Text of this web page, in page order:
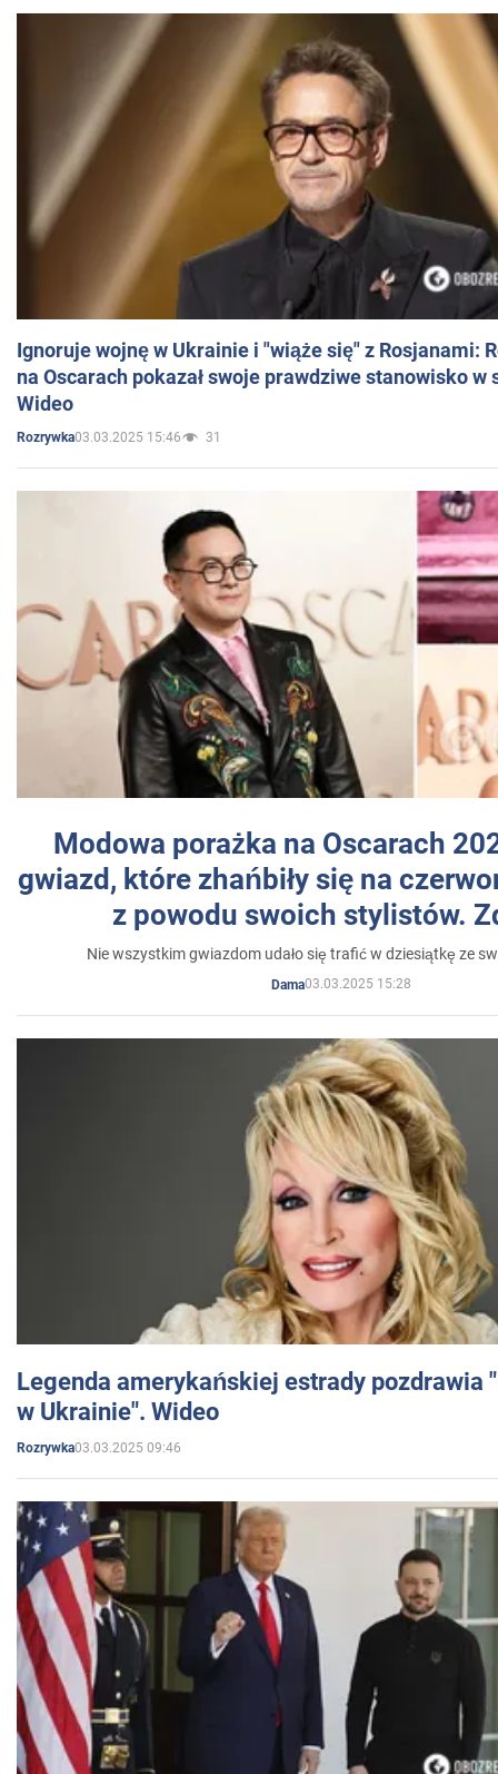
Ignoruje wojnę w Ukrainie i "wiąże się" z Rosjanami:
na Oscarach pokazał swoje prawdziwe stanowisko w
Wideo
Rozrywka03.03.2025 15:46 31
Modowa porażka na Oscarach
gwiazd, które zhańbiły się na
z powodu swoich stylistów.
Nie wszystkim gwiazdom udało się trafić w dziesiątkę ze
Dama03.03.2025 15:28
Legenda amerykańskiej estrady pozdrawia
w Ukrainie". Wideo
Rozrywka03.03.2025 09:46